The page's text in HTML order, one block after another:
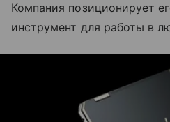
Компания позиционирует
инструмент для работы в